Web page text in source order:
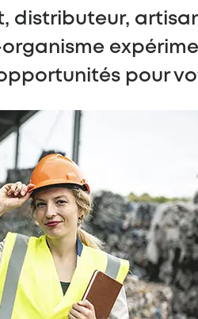
distributeur,
pour